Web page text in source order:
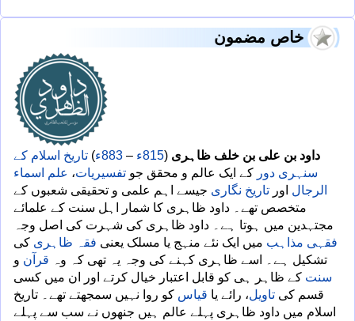
خاص مضمون
داود بن علی بن خلف ظاہری (815ء – 883ء ) تاریخ اسلام کے
سنہری دور کے ایک عالم و محقق جو تفسیریات، علم اسماء
الرجال اور تاریخ نگاری جیسے اہم علمی و تحقیقی شعبوں کے
متخصص تھے۔ داود ظاہری کا شمار اہل سنت کے علمائے
مجتہدین میں ہوتا ہے۔ داود ظاہری کی شہرت کی اصل وجہ
فقہی مذاہب میں ایک نئے منہج یا مسلک یعنی فقہ ظاہری کی
تشکیل ہے۔ اسے ظاہری کہنے کی وجہ یہ تھی کہ وہ قرآن و
سنت کے ظاہر ہی کو قابل اعتبار خیال کرتے اور ان میں کسی
قسم کی تاویل، رائے یا قیاس کو روا نہیں سمجھتے تھے۔ تاریخ
اسلام میں داود ظاہری پہلے عالم ہیں جنھوں نے سب سے پہلے